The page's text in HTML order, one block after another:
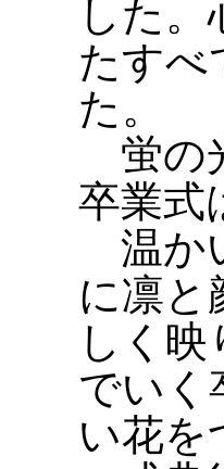
した
たすべ
た。
蛍の
卒業式
温か
に凛と
しく
でいく
い花を